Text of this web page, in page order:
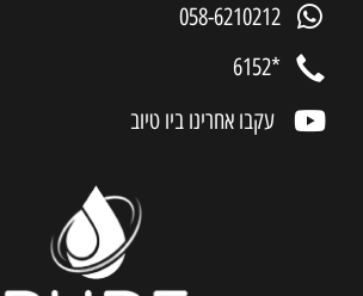
058-6210212
*6152
עקבו אחרינו ביו טיוב